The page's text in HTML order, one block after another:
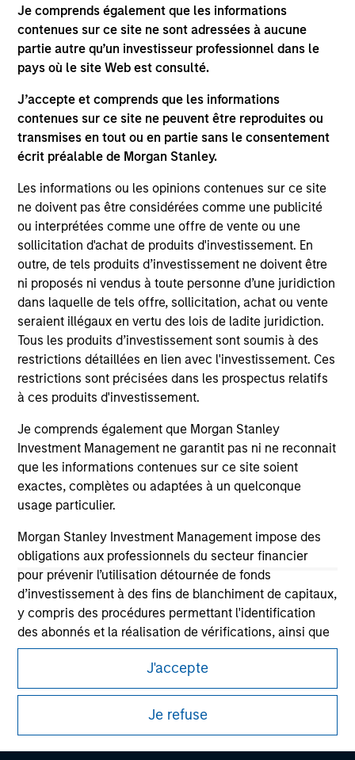
Je comprends également que les informations
contenues sur ce site ne sont adressées à aucune
partie autre qu’un investisseur professionnel dans le
pays où le site Web est consulté.
J’accepte et comprends que les informations
contenues sur ce site ne peuvent être reproduites ou
transmises en tout ou en partie sans le consentement
écrit préalable de Morgan Stanley.
Les informations ou les opinions contenues sur ce site
ne doivent pas être considérées comme une publicité
ou interprétées comme une offre de vente ou une
sollicitation d'achat de produits d'investissement. En
outre, de tels produits d’investissement ne doivent être
ni proposés ni vendus à toute personne d’une juridiction
dans laquelle de tels offre, sollicitation, achat ou vente
seraient illégaux en vertu des lois de ladite juridiction.
Tous les produits d’investissement sont soumis à des
restrictions détaillées en lien avec l'investissement. Ces
restrictions sont précisées dans les prospectus relatifs
à ces produits d'investissement.
Je comprends également que Morgan Stanley
Investment Management ne garantit pas ni ne reconnait
que les informations contenues sur ce site soient
exactes, complètes ou adaptées à un quelconque
usage particulier.
Morgan Stanley Investment Management impose des
obligations aux professionnels du secteur financier
pour prévenir l’utilisation détournée de fonds
d’investissement à des fins de blanchiment de capitaux,
y compris des procédures permettant l'identification
des abonnés et la réalisation de vérifications, ainsi que
d'autres contrôles de sécurité pertinents.
affiliées, ne pourra être tenue responsable de
quelconques pertes résultant directement ou
J'accepte
Je refuse
Jun 02,2009
As of July 25, 2025. The above is provided for informational
and educational purposes only. There is no guarantee that
the investment mentioned resulted in positive performance
(for realized holdings), or will perform well in the future (for
current holdings). The trademarks and service marks above
are the property of their respective owners. The information
on this website has not been authorized, sponsored, or
otherwise approved by such owners. By clicking on any
links shown here, you agree that you are navigating to a
third party site. We are providing these hyperlinks to you
only as a convenience and the inclusion of any hyperlink is
not and does not imply any endorsement, approval,
investigation, verification or monitoring by us of any
information contained in any hyperlinked site. In no event
shall we be responsible for the information contained on
the site or your use of such site.
Morgan Stanley
Morgan Stanley Careers